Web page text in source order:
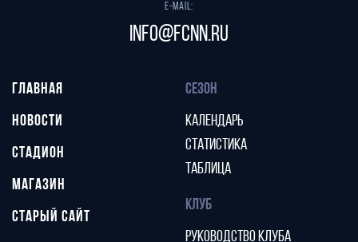
E-mail:
info@fcnn.ru
ГЛАВНАЯ
НОВОСТИ
СТАДИОН
МАГАЗИН
СТАРЫЙ САЙТ
СЕЗОН
КАЛЕНДАРЬ
СТАТИСТИКА
ТАБЛИЦА
КЛУБ
РУКОВОДСТВО КЛУБА